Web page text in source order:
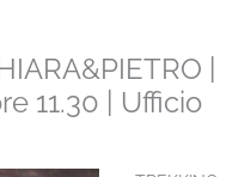
|
11.30 | Ufficio